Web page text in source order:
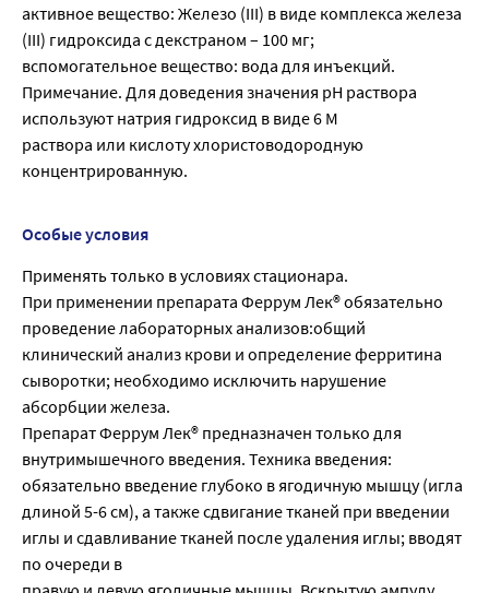
активное вещество: Железо (III) в виде комплекса железа
(III) гидроксида с декстраном – 100 мг;
вспомогательное вещество: вода для инъекций.
Примечание. Для доведения значения рН раствора
используют натрия гидроксид в виде 6 М
раствора или кислоту хлористоводородную
концентрированную.
Особые условия
Применять только в условиях стационара.
При применении препарата Феррум Лек® обязательно
проведение лабораторных анализов:общий
клинический анализ крови и определение ферритина
сыворотки; необходимо исключить нарушение
абсорбции железа.
Препарат Феррум Лек® предназначен только для
внутримышечного введения. Техника введения:
обязательно введение глубоко в ягодичную мышцу (игла
длиной 5-6 см), а также сдвигание тканей при введении
иглы и сдавливание тканей после удаления иглы; вводят
по очереди в